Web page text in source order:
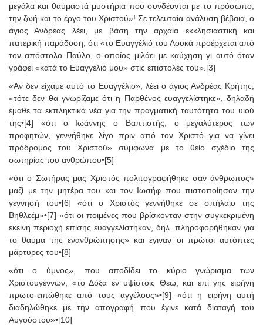
μεγάλα και θαυμαστά μυστήρια που συνδέονται με το πρόσωπο,
την ζωή και το έργο του Χριστού»! Σε τελευταία ανάλυση βέβαια, ο
άγιος Ανδρέας λέει, με βάση την αρχαία εκκλησιαστική και
πατερική παράδοση, ότι «το Ευαγγέλιό του Λουκά προέρχεται από
τον απόστολο Παύλο, ο οποίος μιλάει με καύχηση γι αυτό όταν
γράφει «κατά το Ευαγγέλιό μου» στις επιστολές του».[3]
«Αν δεν είχαμε αυτό το Ευαγγέλιο», λέει ο άγιος Ανδρέας Κρήτης,
«τότε δεν θα γνωρίζαμε ότι η Παρθένος ευαγγελίστηκε», δηλαδή
έμαθε τα εκπληκτικά νέα για την πραγματική ταυτότητα του υιού
της•[4] «ότι ο Ιωάννης ο Βαπτιστής, ο μεγαλύτερος των
προφητών, γεννήθηκε λίγο πριν από τον Χριστό για να γίνει
πρόδρομος του Χριστού» σύμφωνα με το θείο σχέδιο της
σωτηρίας του ανθρώπου•[5]
«ότι ο Σωτήρας μας Χριστός πολιτογραφήθηκε σαν άνθρωπος»
μαζί με την μητέρα του και τον Ιωσήφ που πιστοποίησαν την
γέννησή του•[6] «ότι ο Χριστός γεννήθηκε σε σπήλαιο της
Βηθλεέμ»•[7] «ότι οι ποιμένες που βρίσκονταν στην συγκεκριμένη
εκείνη περιοχή επίσης ευαγγελίστηκαν, δηλ. πληροφορήθηκαν για
το θαύμα της ενανθρώπησης» και έγιναν οι πρώτοι αυτόπτες
μάρτυρες του•[8]
«ότι ο ύμνος», που αποδίδει το κύριο γνώρισμα των
Χριστουγέννων, «το Δόξα εν υψίστοις Θεώ, και επί γης ειρήνη
πρωτο-ειπώθηκε από τους αγγέλους»•[9] «ότι η ειρήνη αυτή
διαδηλώθηκε με την απογραφή που έγινε κατά διαταγή του
Αυγούστου»•[10]